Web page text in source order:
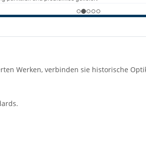
Werken, verbinden sie historische